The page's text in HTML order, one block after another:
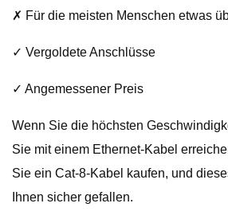
✗ Für die meisten Menschen etwas
✓ Vergoldete Anschlüsse
✓ Angemessener Preis
Wenn Sie die höchsten
Sie mit einem Ethernet-Kabel
Sie ein Cat-8-Kabel kaufen, und
Ihnen sicher gefallen.